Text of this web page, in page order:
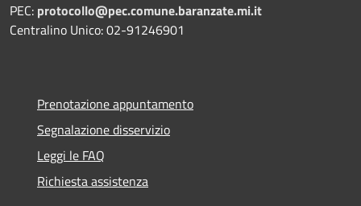
PEC: protocollo@pec.comune.baranzate.mi.it
Centralino Unico: 02-91246901
Prenotazione appuntamento
Segnalazione disservizio
Leggi le FAQ
Richiesta assistenza